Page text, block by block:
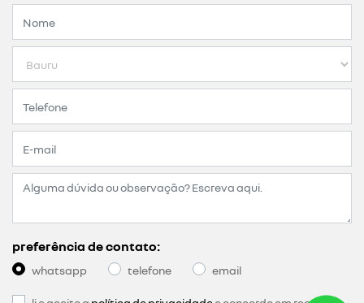
você escolhe o plano e a renault disponibiliza um carro
novinho. ao final do contrato, basta devolver o veículo
ou renovar sua assinatura, sem burocracia.